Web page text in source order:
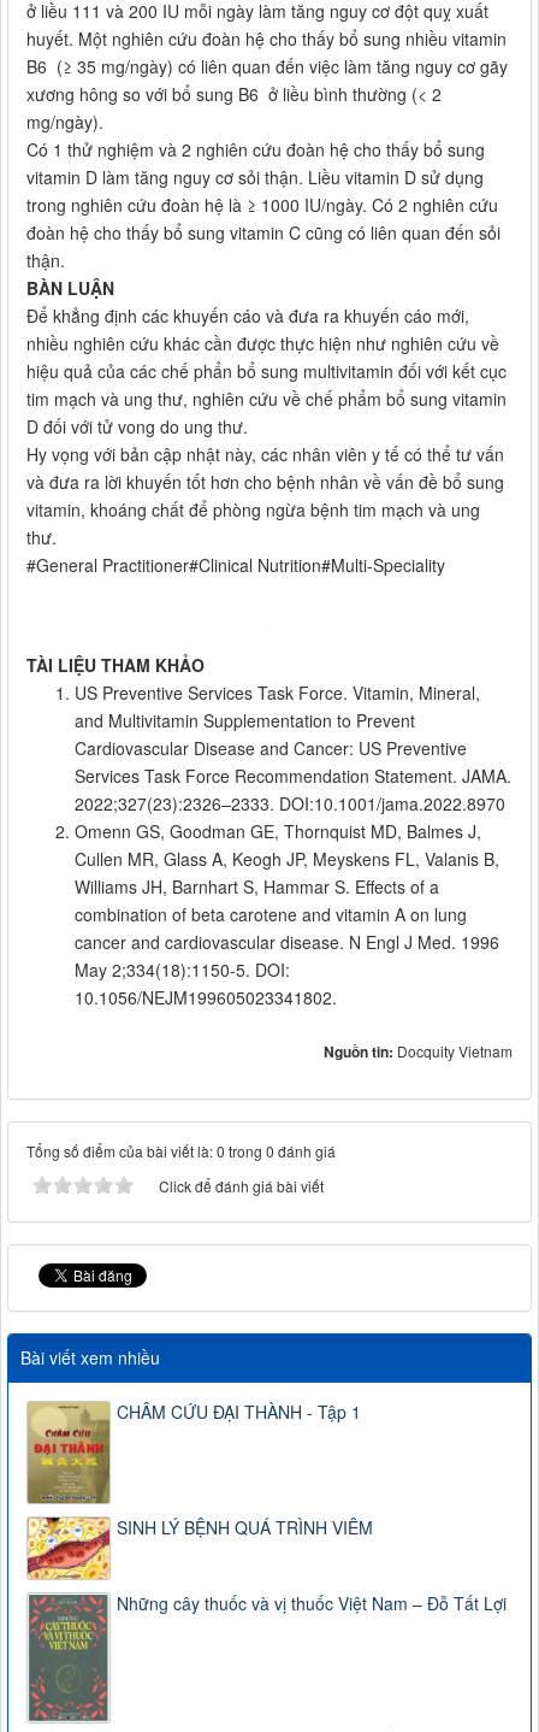
ở liều 111 và 200 IU mỗi ngày làm tăng nguy cơ đột quỵ xuất
huyết. Một nghiên cứu đoàn hệ cho thấy bổ sung nhiều vitamin
B6 (≥ 35 mg/ngày) có liên quan đến việc làm tăng nguy cơ gãy
xương hông so với bổ sung B6 ở liều bình thường (< 2
mg/ngày).
Có 1 thử nghiệm và 2 nghiên cứu đoàn hệ cho thấy bổ sung
vitamin D làm tăng nguy cơ sỏi thận. Liều vitamin D sử dụng
trong nghiên cứu đoàn hệ là ≥ 1000 IU/ngày. Có 2 nghiên cứu
đoàn hệ cho thấy bổ sung vitamin C cũng có liên quan đến sỏi
thận.
BÀN LUẬN
Để khẳng định các khuyến cáo và đưa ra khuyến cáo mới,
nhiều nghiên cứu khác cần được thực hiện như nghiên cứu về
hiệu quả của các chế phẩn bổ sung multivitamin đối với kết cục
tim mạch và ung thư, nghiên cứu về chế phẩm bổ sung vitamin
D đối với tử vong do ung thư.
Hy vọng với bản cập nhật này, các nhân viên y tế có thể tư vấn
và đưa ra lời khuyến tốt hơn cho bệnh nhân về vấn đề bổ sung
vitamin, khoáng chất để phòng ngừa bệnh tim mạch và ung
thư.
#General Practitioner#Clinical Nutrition#Multi-Speciality
TÀI LIỆU THAM KHẢO
US Preventive Services Task Force. Vitamin, Mineral,
and Multivitamin Supplementation to Prevent
Cardiovascular Disease and Cancer: US Preventive
Services Task Force Recommendation Statement. JAMA.
2022;327(23):2326–2333. DOI:10.1001/jama.2022.8970
Omenn GS, Goodman GE, Thornquist MD, Balmes J,
Cullen MR, Glass A, Keogh JP, Meyskens FL, Valanis B,
Williams JH, Barnhart S, Hammar S. Effects of a
combination of beta carotene and vitamin A on lung
cancer and cardiovascular disease. N Engl J Med. 1996
May 2;334(18):1150-5. DOI:
10.1056/NEJM199605023341802.
Nguồn tin: Docquity Vietnam
Tổng số điểm của bài viết là: 0 trong 0 đánh giá
Click để đánh giá bài viết
Bài viết xem nhiều
CHÂM CỨU ĐẠI THÀNH - Tập 1
SINH LÝ BỆNH QUÁ TRÌNH VIÊM
Những cây thuốc và vị thuốc Việt Nam – Đỗ Tất Lợi